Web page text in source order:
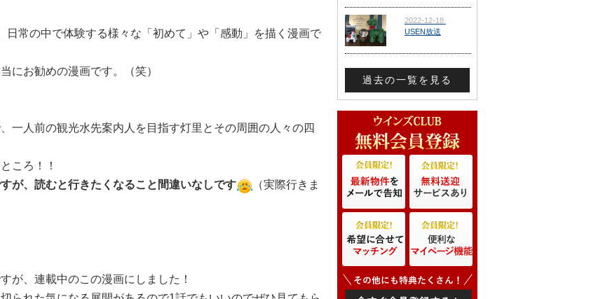
常の中で体験する様々な「初めて」や「感動」を描く漫画で
にお勧めの漫画です。（笑）
一人前の観光水先案内人を目指す灯里とその周囲の人々の四
ころ！！
が、読むと行きたくなること間違いなしです
（実際行きま
が、連載中のこの漫画にしました！
過去の一覧を見る